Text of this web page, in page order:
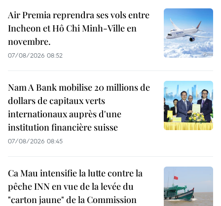
Air Premia reprendra ses vols entre
Incheon et Hô Chi Minh-Ville en
novembre.
07/08/2026 08:52
Nam A Bank mobilise 20 millions de
dollars de capitaux verts
internationaux auprès d'une
institution financière suisse
07/08/2026 08:45
Ca Mau intensifie la lutte contre la
pêche INN en vue de la levée du
"carton jaune" de la Commission